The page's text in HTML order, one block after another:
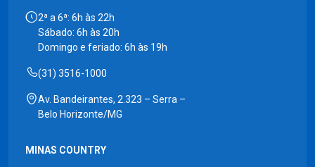
2ª a 6ª: 6h às 22h
Sábado: 6h às 20h
Domingo e feriado: 6h às 19h
(31) 3516-1000
Av. Bandeirantes, 2.323 – Serra –
Belo Horizonte/MG
MINAS COUNTRY